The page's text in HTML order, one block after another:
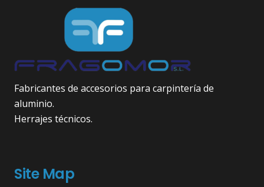
Fabricantes de accesorios para carpintería de
aluminio.
Herrajes técnicos.
Site Map